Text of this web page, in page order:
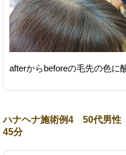
afterからbeforeの毛先の色に
ハナヘナ施術例4 50代男
45分